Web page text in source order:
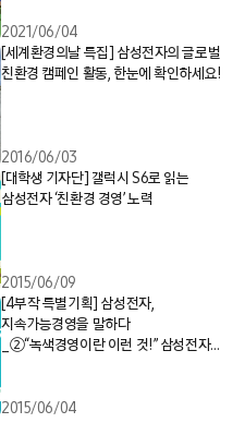
2021/06/04
[세계환경의날 특집] 삼성전자의 글로벌
친환경 캠페인 활동, 한눈에 확인하세요!
2016/06/03
[대학생 기자단] 갤럭시 S6로 읽는
삼성전자 ‘친환경 경영’ 노력
2015/06/09
[4부작 특별기획] 삼성전자,
지속가능경영을 말하다
_②“녹색경영이란 이런 것!” 삼성전자
2015/06/04